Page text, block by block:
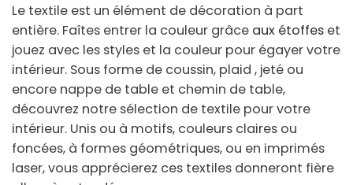
Le textile est un élément de décoration à part
entière. Faîtes entrer la couleur grâce aux étoffes et
jouez avec les styles et la couleur pour égayer votre
intérieur. Sous forme de coussin, plaid , jeté ou
encore nappe de table et chemin de table,
découvrez notre sélection de textile pour votre
intérieur. Unis ou à motifs, couleurs claires ou
foncées, à formes géométriques, ou en imprimés
laser, vous apprécierez ces textiles donneront fière